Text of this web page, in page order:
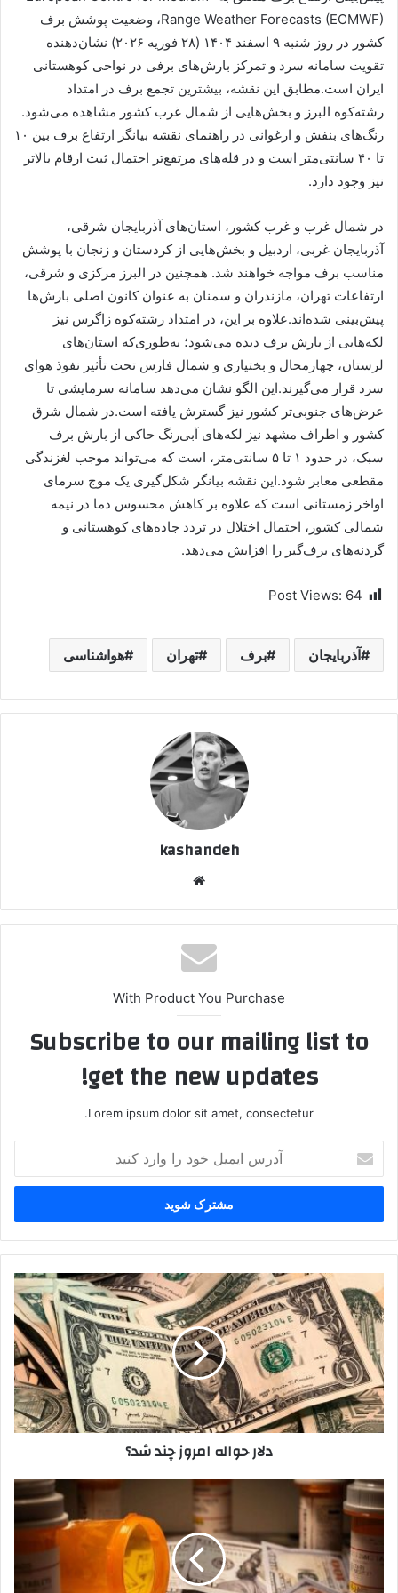
Range Weather Forecasts (ECMWF)، وضعیت پوشش برف
کشور در روز شنبه ۹ اسفند ۱۴۰۴ (۲۸ فوریه ۲۰۲۶) نشان‌دهنده
تقویت سامانه سرد و تمرکز بارش‌های برفی در نواحی کوهستانی
ایران است.مطابق این نقشه، بیشترین تجمع برف در امتداد
رشته‌کوه البرز و بخش‌هایی از شمال غرب کشور مشاهده می‌شود.
رنگ‌های بنفش و ارغوانی در راهنمای نقشه بیانگر ارتفاع برف بین ۱۰
تا ۴۰ سانتی‌متر است و در قله‌های مرتفع‌تر احتمال ثبت ارقام بالاتر
نیز وجود دارد.
در شمال غرب و غرب کشور، استان‌های آذربایجان شرقی،
آذربایجان غربی، اردبیل و بخش‌هایی از کردستان و زنجان با پوشش
مناسب برف مواجه خواهند شد. همچنین در البرز مرکزی و شرقی،
ارتفاعات تهران، مازندران و سمنان به عنوان کانون اصلی بارش‌ها
پیش‌بینی شده‌اند.علاوه بر این، در امتداد رشته‌کوه زاگرس نیز
لکه‌هایی از بارش برف دیده می‌شود؛ به‌طوری‌که استان‌های
لرستان، چهارمحال و بختیاری و شمال فارس تحت تأثیر نفوذ هوای
سرد قرار می‌گیرند.این الگو نشان می‌دهد سامانه سرمایشی تا
عرض‌های جنوبی‌تر کشور نیز گسترش یافته است.در شمال شرق
کشور و اطراف مشهد نیز لکه‌های آبی‌رنگ حاکی از بارش برف
سبک، در حدود ۱ تا ۵ سانتی‌متر، است که می‌تواند موجب لغزندگی
مقطعی معابر شود.این نقشه بیانگر شکل‌گیری یک موج سرمای
اواخر زمستانی است که علاوه بر کاهش محسوس دما در نیمه
شمالی کشور، احتمال اختلال در تردد جاده‌های کوهستانی و
گردنه‌های برف‌گیر را افزایش می‌دهد.
Post Views: 64
آذربایجان برف تهران هواشناسی
kashandeh
With Product You Purchase
Subscribe to our mailing list to
get the new updates!
Lorem ipsum dolor sit amet, consectetur.
ایمیل
خود
وارد
کنید
حواله
امروز
چند
شد؟
دلار حواله امروز چند شد؟
تداوم
تخصیص
ترجیحی
دارو